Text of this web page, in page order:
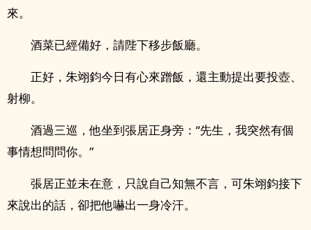
來。
酒菜已經備好，請陛下移步飯廳。
正好，朱翊鈞今日有心來蹭飯，還主動提出要投壺、
射柳。
酒過三巡，他坐到張居正身旁：“先生，我突然有個
事情想問問你。”
張居正並未在意，只說自己知無不言，可朱翊鈞接下
來說出的話，卻把他嚇出一身冷汗。